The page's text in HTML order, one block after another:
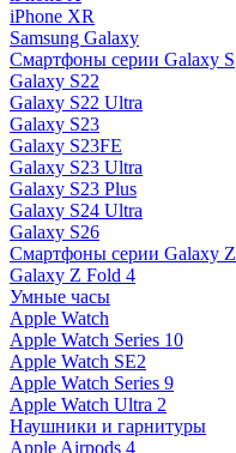
iPhone XR
Samsung Galaxy
Смартфоны серии Galaxy S
Galaxy S22
Galaxy S22 Ultra
Galaxy S23
Galaxy S23FE
Galaxy S23 Ultra
Galaxy S23 Plus
Galaxy S24 Ultra
Galaxy S26
Смартфоны серии Galaxy Z
Galaxy Z Fold 4
Умные часы
Apple Watch
Apple Watch Series 10
Apple Watch SE2
Apple Watch Series 9
Apple Watch Ultra 2
Наушники и гарнитуры
Apple Airpods 4